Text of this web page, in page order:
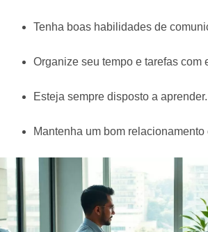
Tenha boas habilidades de
Organize seu tempo e tarefas com
Esteja sempre disposto a aprender.
Mantenha um bom relacionamento